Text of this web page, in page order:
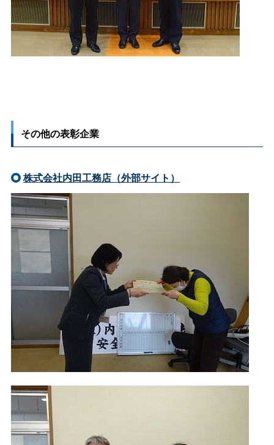
その他の表彰企業
株式会社内田工務店（外部サイト）